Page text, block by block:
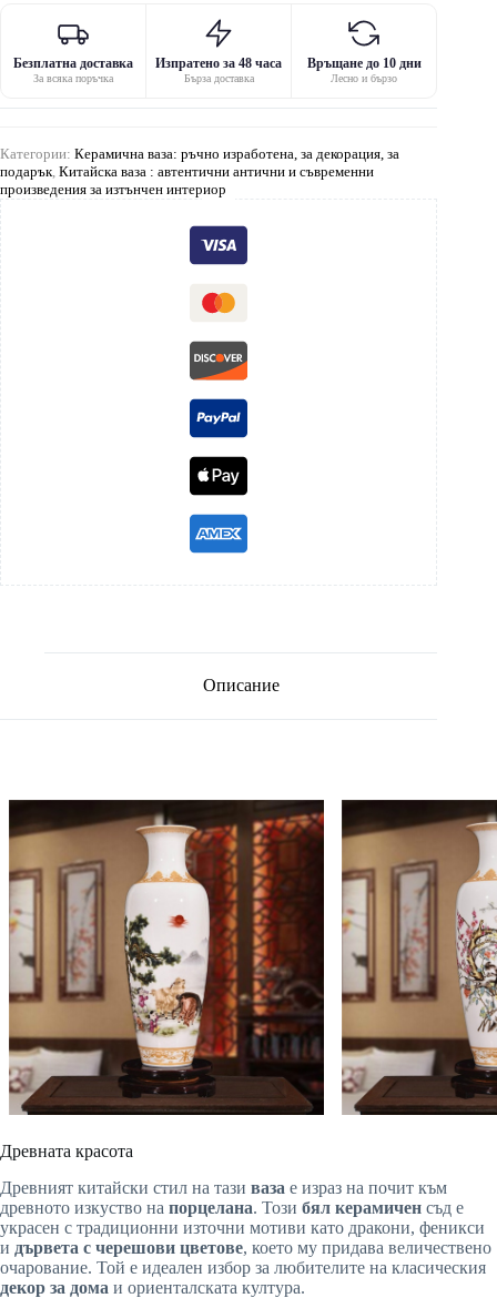
Безплатна доставка
За всяка поръчка
Изпратено за 48 часа
Бърза доставка
Връщане до 10 дни
Лесно и бързо
Категории: Керамична ваза: ръчно изработена, за декорация, за
подарък Китайска ваза : автентични антични и съвременни
произведения за изтънчен интериор
Описание
Древната красота
Древният китайски стил на тази ваза е израз на почит към
древното изкуство на порцелана. Този бял керамичен съд е
украсен с традиционни източни мотиви като дракони, феникси
и дървета с черешови цветове, което му придава величествено
очарование. Той е идеален избор за любителите на класическия
декор за дома и ориенталската култура.